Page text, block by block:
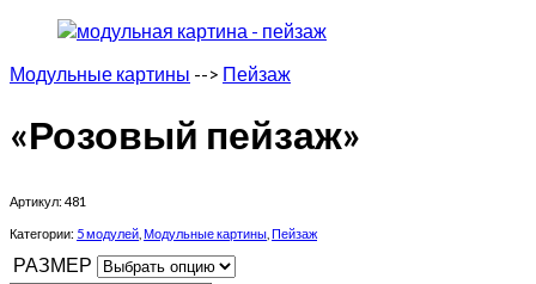
Модульные картины --> Пейзаж
«Розовый пейзаж»
Артикул: 481
Категории: 5 модулей Модульные картины Пейзаж
РАЗМЕР